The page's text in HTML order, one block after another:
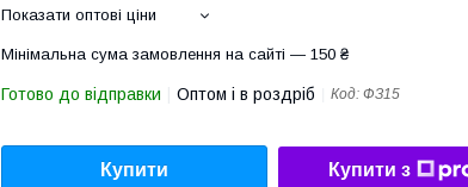
Показати оптові ціни
Мінімальна сума замовлення на сайті — 150 ₴
Готово до відправки Оптом і в роздріб Код: ФЗ15
Купити Купити з